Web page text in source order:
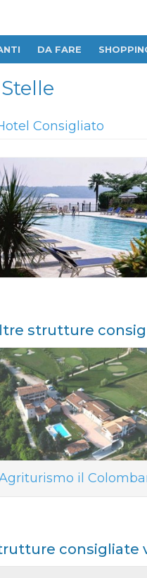
DA FARE
Consigliato
strutture
il
consigliate